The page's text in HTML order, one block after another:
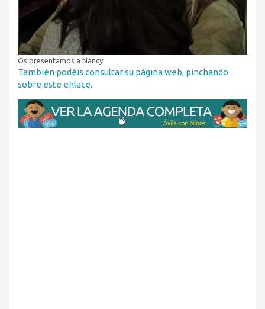
Os presentamos a Nancy.
También podéis consultar su página web, pinchando
sobre este enlace.